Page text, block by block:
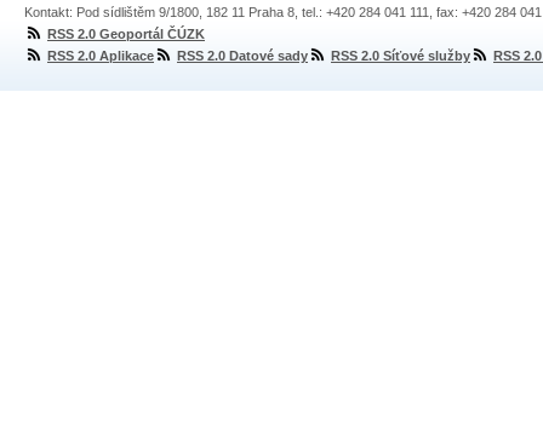
Kontakt: Pod sídlištěm 9/1800, 182 11 Praha 8, tel.: +420 284 041 111, fax: +420 284
RSS 2.0 Geoportál ČÚZK
RSS 2.0 Aplikace
RSS 2.0 Datové sady RSS 2.0 Síťové služby RSS